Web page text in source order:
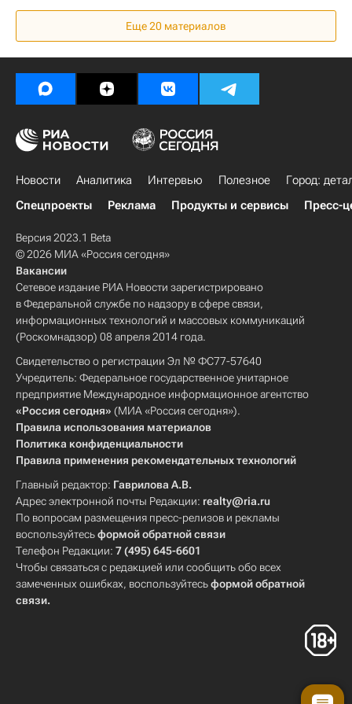
Ремонт
Инфраструктура
Россия
Еще 20 материалов
Новости Аналитика Интервью Полезное
Город:
Спецпроекты
Реклама Продукты и сервисы Пресс-
Версия 2023.1 Beta
© 2026 МИА «Россия сегодня»
Вакансии
Сетевое издание РИА Новости зарегистрировано
в Федеральной службе по надзору в сфере связи,
информационных технологий и массовых коммуникаций
(Роскомнадзор) 08 апреля 2014 года.
Свидетельство о регистрации Эл № ФС77-57640
Учредитель: Федеральное государственное унитарное
предприятие Международное информационное агентство
«Россия сегодня» (МИА «Россия сегодня»).
Правила использования материалов
Политика конфиденциальности
Правила применения рекомендательных технологий
Главный редактор: Гаврилова А.В.
Адрес электронной почты Редакции: realty@ria.ru
По вопросам размещения пресс-релизов и рекламы
воспользуйтесьформой обратной связи
Телефон Редакции: 7 (495) 645-6601
Чтобы связаться с редакцией или сообщить обо всех
замеченных ошибках, воспользуйтесьформой обратной
связи.